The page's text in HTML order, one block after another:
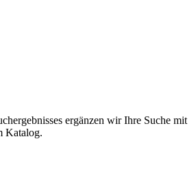
ergänzen wir Ihre Suche mit
Katalog.